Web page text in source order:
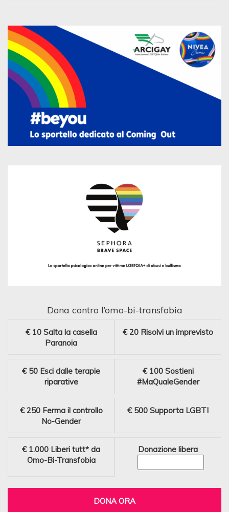
Dona contro l’omo-bi-transfobia
€ 10 Salta la casella
Paranoia
€ 20 Risolvi un imprevisto
€ 50 Esci dalle terapie
riparative
€ 100 Sostieni
#MaQualeGender
€ 250 Ferma il controllo
No-Gender
€ 500 Supporta LGBTI
€ 1.000 Liberi tutt* da
Omo-Bi-Transfobia
Donazione libera
DONA ORA